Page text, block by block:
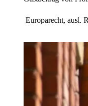
Europarecht, ausl.